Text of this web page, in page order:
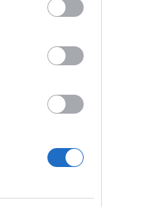
Toula’s